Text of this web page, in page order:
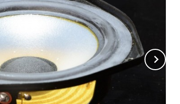
Next